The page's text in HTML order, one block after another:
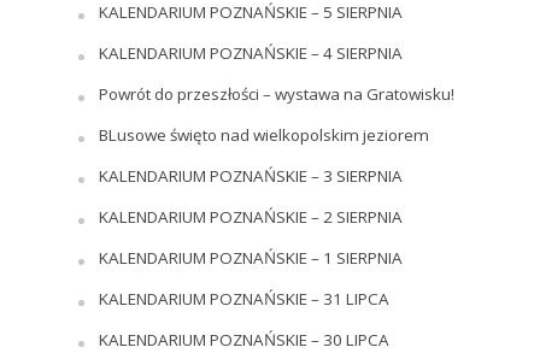
KALENDARIUM POZNAŃSKIE – 5 SIERPNIA
KALENDARIUM POZNAŃSKIE – 4 SIERPNIA
Powrót do przeszłości – wystawa na Gratowisku!
BLusowe święto nad wielkopolskim jeziorem
KALENDARIUM POZNAŃSKIE – 3 SIERPNIA
KALENDARIUM POZNAŃSKIE – 2 SIERPNIA
KALENDARIUM POZNAŃSKIE – 1 SIERPNIA
KALENDARIUM POZNAŃSKIE – 31 LIPCA
KALENDARIUM POZNAŃSKIE – 30 LIPCA